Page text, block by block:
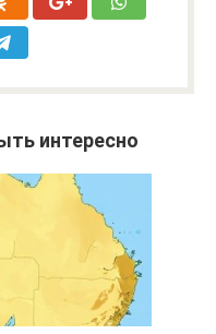
интересно